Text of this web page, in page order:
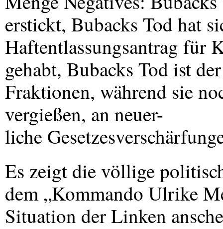
erstickt, Bubacks Tod hat
Haftentlassungsantrag für
gehabt, Bubacks Tod ist
Fraktionen, während sie
vergießen, an neuer-
liche
Es zeigt die völlige
dem „Kommando Ulrike
Situation der Linken